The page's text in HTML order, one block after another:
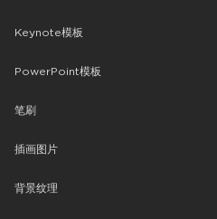
Keynote模板
PowerPoint模板
笔刷
插画图片
背景纹理